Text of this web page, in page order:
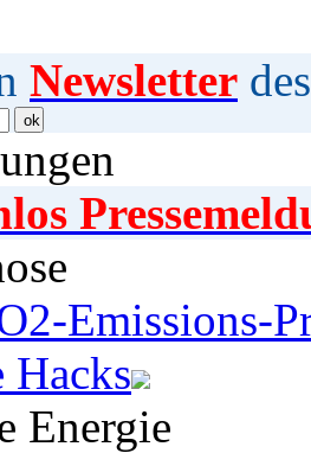
Newsletter
Emissions-
Hacks
Energie